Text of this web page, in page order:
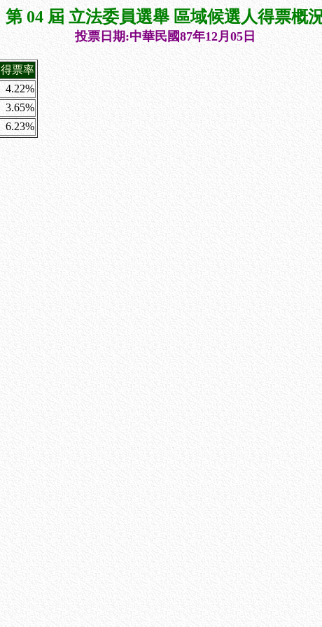
第 04 屆 立法委員選舉 區域候選人得票概
投票日期:中華民國87年12月05日
得票率
4.22%
3.65%
6.23%